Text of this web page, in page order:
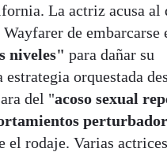
La actriz acusa al
de embarcarse
niveles" para dañar su
orquestada
del "acoso sexual
el rodaje. Varias